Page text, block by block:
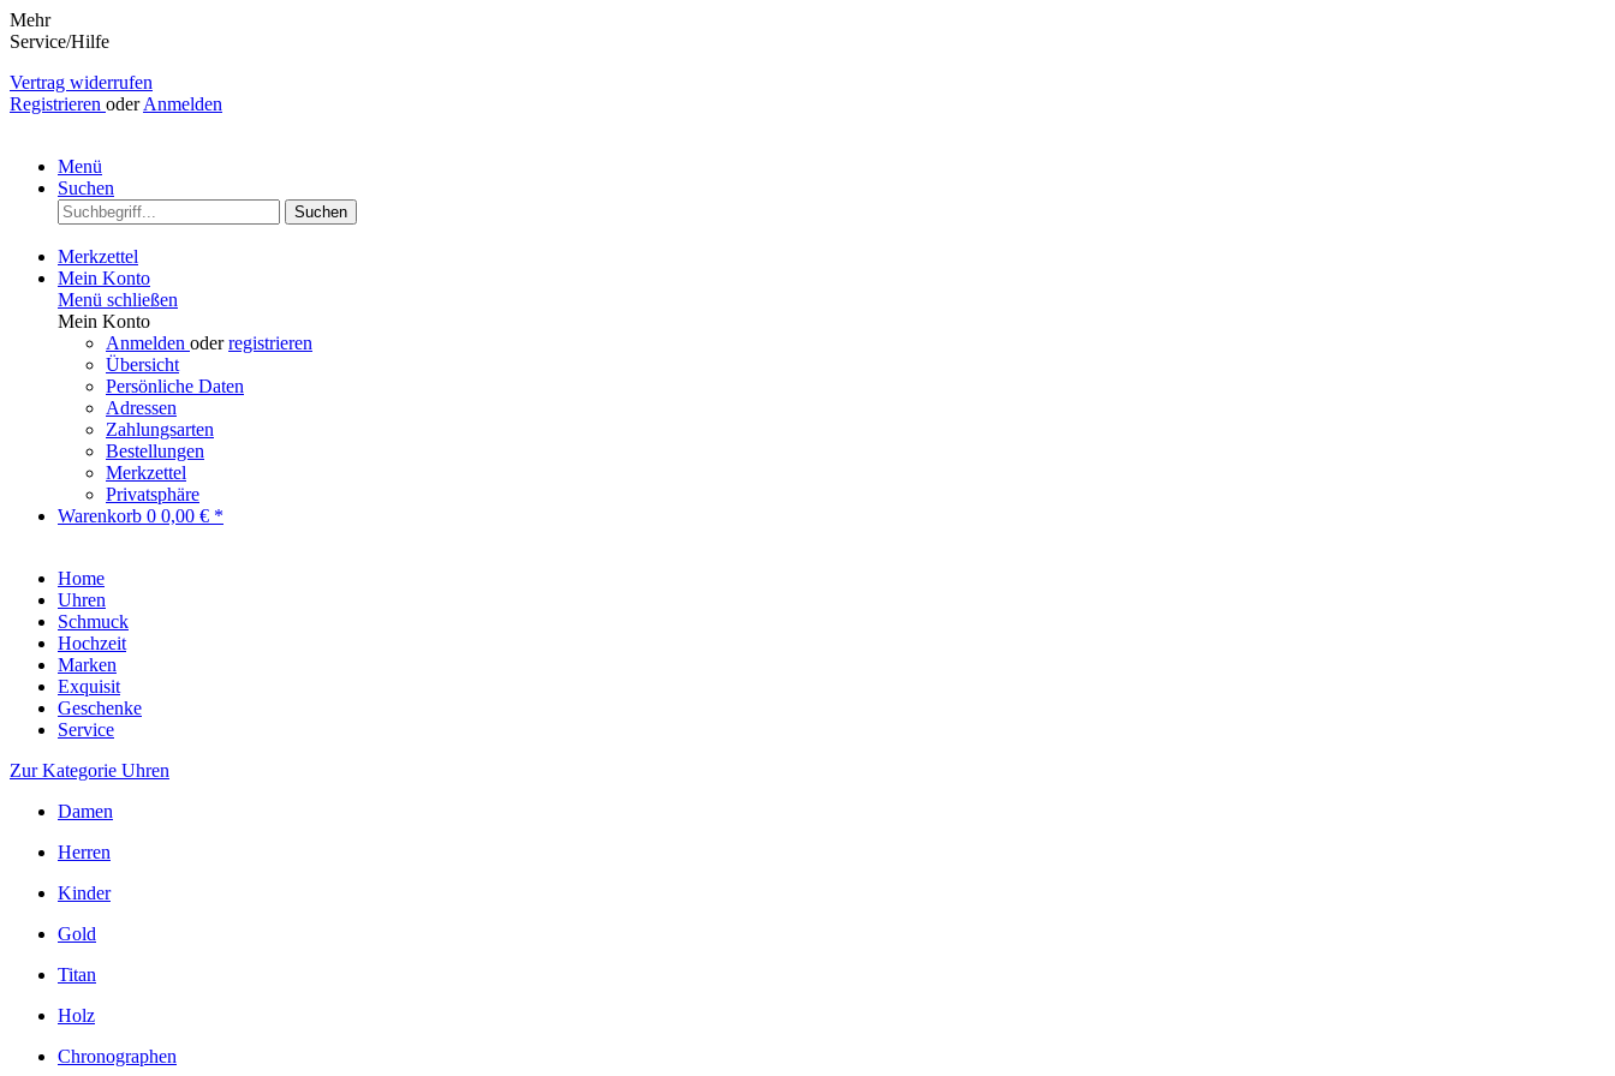
Mehr
Service/Hilfe
Vertrag widerrufen
Registrieren oder Anmelden
Menü
Suchen
Suchen
Merkzettel
Mein Konto
Menü schließen
Mein Konto
Anmelden oderregistrieren
Übersicht
Persönliche Daten
Adressen
Zahlungsarten
Bestellungen
Merkzettel
Privatsphäre
Warenkorb 0 0,00 € *
Home
Uhren
Schmuck
Hochzeit
Marken
Exquisit
Geschenke
Service
Zur Kategorie Uhren
Damen
Herren
Kinder
Gold
Titan
Holz
Chronographen